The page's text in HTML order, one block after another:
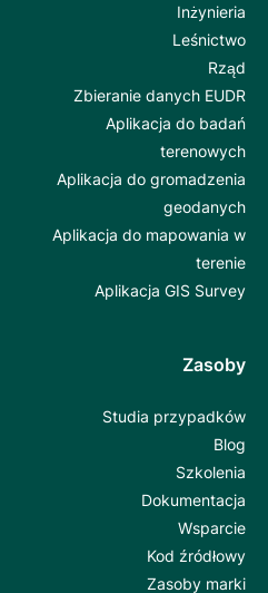
Inżynieria
Leśnictwo
Rząd
Zbieranie danych EUDR
Aplikacja do badań
terenowych
Aplikacja do gromadzenia
geodanych
Aplikacja do mapowania w
terenie
Aplikacja GIS Survey
Zasoby
Studia przypadków
Blog
Szkolenia
Dokumentacja
Wsparcie
Kod źródłowy
Zasoby marki